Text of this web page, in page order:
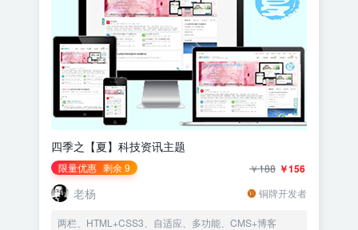
四季之【夏】科技资讯主题
限量优惠 剩余 9 ￥156
￥188
老杨 铜牌开发者
两栏、HTML+CSS3、自适应、多功能、CMS+博客